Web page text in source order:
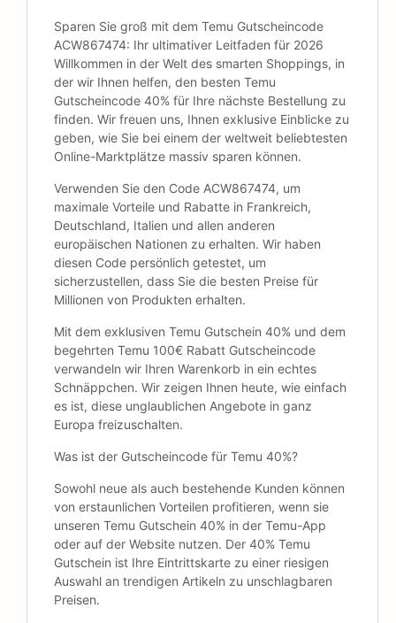
Sparen Sie groß mit dem Temu Gutscheincode
ACW867474: Ihr ultimativer Leitfaden für 2026
Willkommen in der Welt des smarten Shoppings, in
der wir Ihnen helfen, den besten Temu
Gutscheincode 40% für Ihre nächste Bestellung zu
finden. Wir freuen uns, Ihnen exklusive Einblicke zu
geben, wie Sie bei einem der weltweit beliebtesten
Online-Marktplätze massiv sparen können.
Verwenden Sie den Code ACW867474, um
maximale Vorteile und Rabatte in Frankreich,
Deutschland, Italien und allen anderen
europäischen Nationen zu erhalten. Wir haben
diesen Code persönlich getestet, um
sicherzustellen, dass Sie die besten Preise für
Millionen von Produkten erhalten.
Mit dem exklusiven Temu Gutschein 40% und dem
begehrten Temu 100€ Rabatt Gutscheincode
verwandeln wir Ihren Warenkorb in ein echtes
Schnäppchen. Wir zeigen Ihnen heute, wie einfach
es ist, diese unglaublichen Angebote in ganz
Europa freizuschalten.
Was ist der Gutscheincode für Temu 40%?
Sowohl neue als auch bestehende Kunden können
von erstaunlichen Vorteilen profitieren, wenn sie
unseren Temu Gutschein 40% in der Temu-App
oder auf der Website nutzen. Der 40% Temu
Gutschein ist Ihre Eintrittskarte zu einer riesigen
Auswahl an trendigen Artikeln zu unschlagbaren
Preisen.